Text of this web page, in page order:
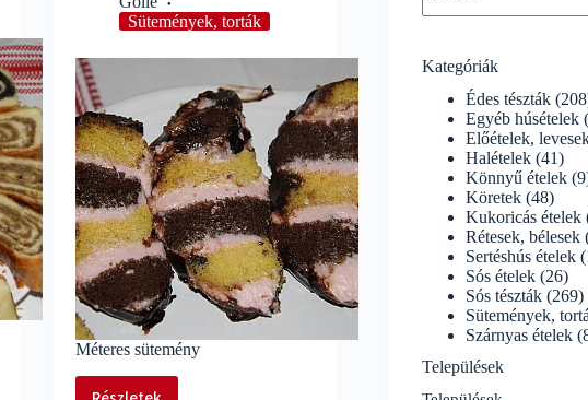
Sütemények, torták
Méteres sütemény
Kategóriák
Édes tészták
Egyéb húsételek
Előételek,
Halételek (41)
Könnyű ételek
Köretek (48)
Kukoricás ételek
Rétesek, bélesek
Sertéshús ételek
Sós ételek (26)
Sós tészták (269)
Sütemények,
Szárnyas ételek
Települések